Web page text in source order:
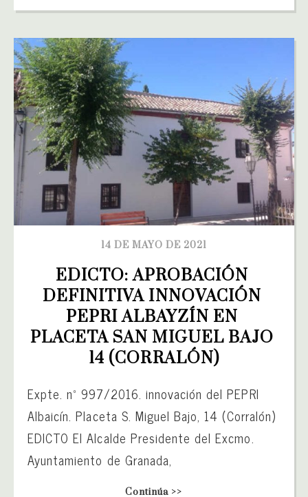
14 DE MAYO DE 2021
EDICTO: APROBACIÓN
DEFINITIVA INNOVACIÓN
PEPRI ALBAYZÍN EN
PLACETA SAN MIGUEL BAJO
14 (CORRALÓN)
Expte. nº 997/2016. innovación del PEPRI
Albaicín. Placeta S. Miguel Bajo, 14 (Corralón)
EDICTO El Alcalde Presidente del Excmo.
Ayuntamiento de Granada,
Continúa >>